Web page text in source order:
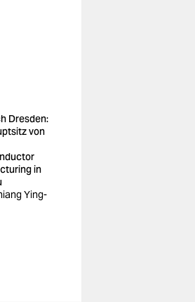
Dresden:
von
in
Ying-